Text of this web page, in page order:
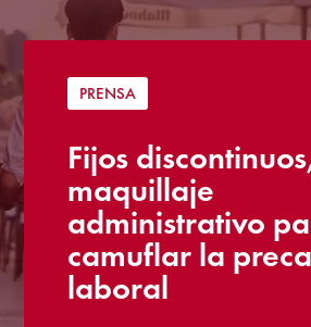
PRENSA
Fijos
maquillaje
administrativo
camuflar la
laboral